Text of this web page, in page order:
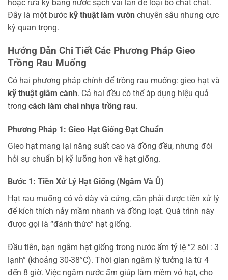
hoặc rửa kỹ bằng nước sạch vài lần để loại bỏ chất chát.
Đây là một bước kỹ thuật làm vườn chuyên sâu nhưng cực
kỳ quan trọng.
Hướng Dẫn Chi Tiết Các Phương Pháp Gieo
Trồng Rau Muống
Có hai phương pháp chính để trồng rau muống: gieo hạt và
kỹ thuật giâm cành. Cả hai đều có thể áp dụng hiệu quả
trong cách làm chai nhựa trồng rau.
Phương Pháp 1: Gieo Hạt Giống Đạt Chuẩn
Gieo hạt mang lại năng suất cao và đồng đều, nhưng đòi
hỏi sự chuẩn bị kỹ lưỡng hơn về hạt giống.
Bước 1: Tiền Xử Lý Hạt Giống (Ngâm Và Ủ)
Hạt rau muống có vỏ dày và cứng, cần phải được tiền xử lý
để kích thích nảy mầm nhanh và đồng loạt. Quá trình này
được gọi là “đánh thức” hạt giống.
Đầu tiên, bạn ngâm hạt giống trong nước ấm tỷ lệ “2 sôi : 3
lạnh” (khoảng 30-38°C). Thời gian ngâm lý tưởng là từ 4
đến 8 giờ. Việc ngâm nước ấm giúp làm mềm vỏ hạt, cho